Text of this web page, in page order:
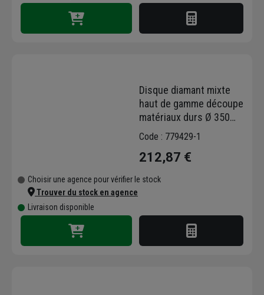
Disque diamant mixte
haut de gamme découpe
matériaux durs Ø 350
mm Obra - 24 segments
- Alésage 25 mm
Code : 779429-1
212,87 €
Choisir une agence pour vérifier le stock
Trouver du stock en agence
Livraison disponible